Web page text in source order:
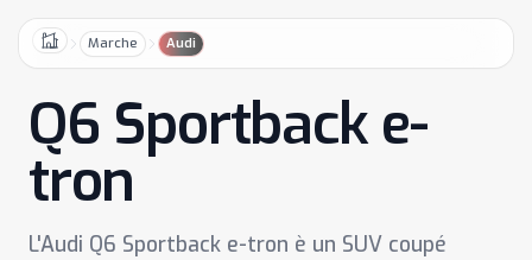
HomeMarche Audi
Q6 Sportback e-
tron
L'Audi Q6 Sportback e-tron è un SUV coupé